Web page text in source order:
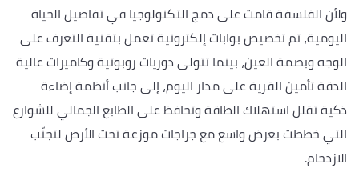
ولأن الفلسفة قامت على دمج التكنولوجيا في تفاصيل الحياة
اليومية، تم تخصيص بوابات إلكترونية تعمل بتقنية التعرف على
الوجه وبصمة العين، بينما تتولى دوريات روبوتية وكاميرات عالية
الدقة تأمين القرية على مدار اليوم، إلى جانب أنظمة إضاءة
ذكية تقلل استهلاك الطاقة وتحافظ على الطابع الجمالي للشوارع
التي خططت بعرض واسع مع جراجات موزعة تحت الأرض لتجنّب
الازدحام.